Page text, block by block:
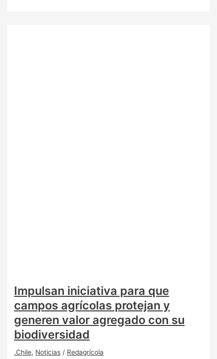
Impulsan iniciativa para que
campos agrícolas protejan y
generen valor agregado con su
biodiversidad
.Chile, Noticias / Redagrícola